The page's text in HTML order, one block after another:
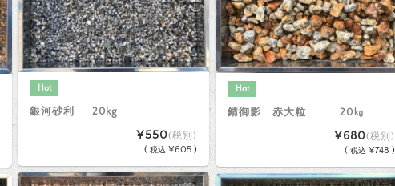
Hot
銀河砂利 20kg
¥550(税別)
( 税込 ¥605 )
Hot
錆御影 赤大粒 20㎏
¥680(税別)
( 税込 ¥748 )